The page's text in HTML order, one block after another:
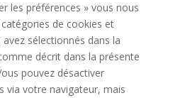
les préférences » vous nous
de cookies et
avez sélectionnés dans la
décrit dans la présente
pouvez désactiver
via votre navigateur, mais